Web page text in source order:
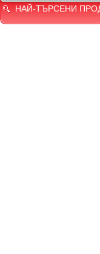
НАЙ-ТЪРСЕНИ